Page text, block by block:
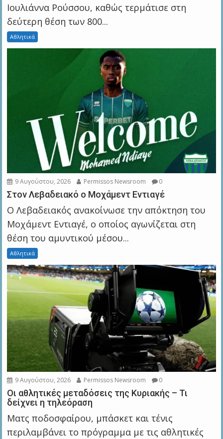
Ιουλιάννα Ρούσσου, καθώς τερμάτισε στη
δεύτερη θέση των 800...
Αθλητικά
9 Αυγούστου, 2026 Permissos Newsroom 0
Στον Λεβαδειακό ο Μοχάμεντ Εντιαγέ
Ο Λεβαδειακός ανακοίνωσε την απόκτηση του
Μοχάμεντ Εντιαγέ, ο οποίος αγωνίζεται στη
θέση του αμυντικού μέσου...
Αθλητικά
9 Αυγούστου, 2026 Permissos Newsroom 0
Οι αθλητικές μεταδόσεις της Κυριακής – Τι
δείχνει η τηλεόραση
Ματς ποδοσφαίρου, μπάσκετ και τένις
περιλαμβάνει το πρόγραμμα με τις αθλητικές